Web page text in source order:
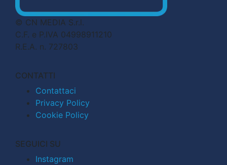
© CN MEDIA S.r.l.
C.F. e P.IVA 04998911210
R.E.A. n. 727803
CONTATTI
Contattaci
Privacy Policy
Cookie Policy
SEGUICI SU
Instagram